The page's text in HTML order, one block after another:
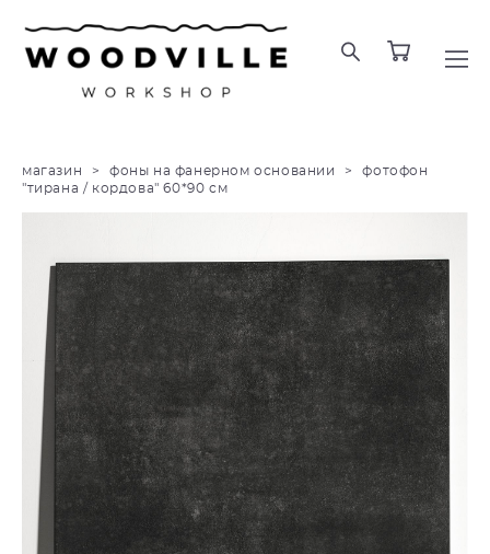
магазин > фоны на фанерном основании >
фотофон
"тирана / кордова" 60*90 см